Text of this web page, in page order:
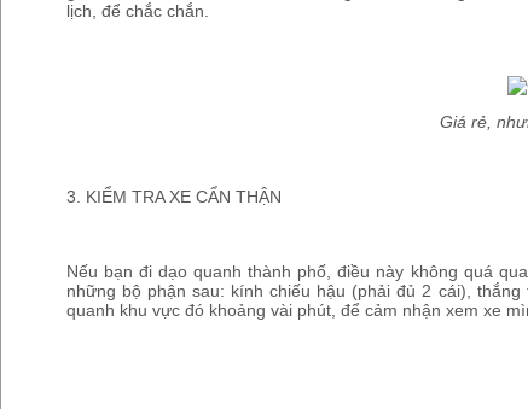
lịch, để chắc chắn.
Giá rẻ,
3. KIỂM TRA XE CẨN THẬN
Nếu bạn đi dạo quanh thành phố, điều này không quá
những bộ phận sau: kính chiếu hậu (phải đủ 2 cái),
quanh khu vực đó khoảng vài phút, để cảm nhận xem xe